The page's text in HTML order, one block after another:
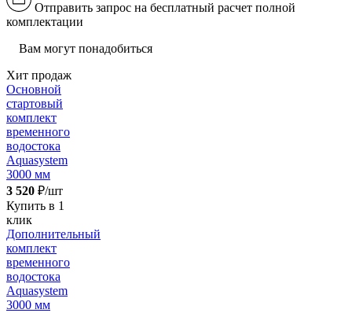
Отправить запрос на бесплатный расчет полной
комплектации
Вам могут понадобиться
Хит продаж
Основной
стартовый
комплект
временного
водостока
Aquasystem
3000 мм
3 520 ₽/шт
Купить в 1
клик
Дополнительный
комплект
временного
водостока
Aquasystem
3000 мм